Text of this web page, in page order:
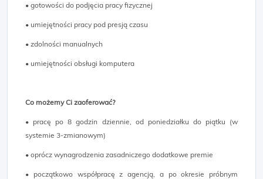
• gotowości do podjęcia pracy fizycznej
• umiejętności pracy pod presją czasu
• zdolności manualnych
• umiejętności obsługi komputera
Co możemy Ci zaoferować?
• pracę po 8 godzin dziennie, od poniedziałku do piątku (w
systemie 3-zmianowym)
• oprócz wynagrodzenia zasadniczego dodatkowe premie
• początkowo współpracę z agencją, a po okresie próbnym